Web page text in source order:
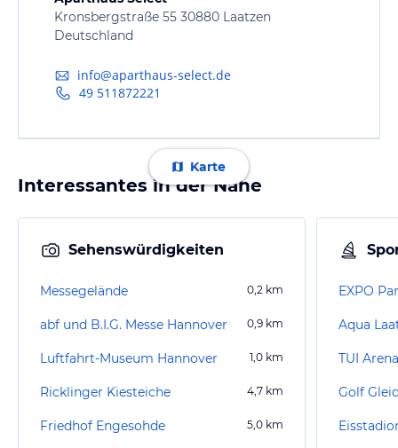
Kronsbergstraße 55 30880 Laatzen
Deutschland
info@aparthaus-select.de
49 511872221
Karte
Interessantes in der Nähe
Sehenswürdigkeiten
Messegelände 0,2 km
abf und B.I.G. Messe Hannover 0,9 km
Luftfahrt-Museum Hannover 1,0 km
Ricklinger Kiesteiche 4,7 km
Friedhof Engesohde 5,0 km
EXPO
Aqua
TUI Arena
Golf